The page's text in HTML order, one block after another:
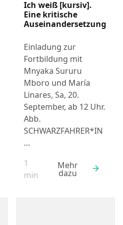
Ich weiß [kursiv].
Eine kritische
Auseinandersetzung
Einladung zur
Fortbildung mit
Mnyaka Sururu
Mboro und María
Linares, Sa, 20.
September, ab 12 Uhr.
Abb.
SCHWARZFAHRER*IN
…
Lesezeit:
1
min
Mehr
dazu